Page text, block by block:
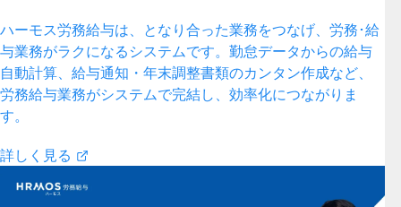
ハーモス労務給与は、となり合った業務をつなげ、労務･給
与業務がラクになるシステムです。勤怠データからの給与
自動計算、給与通知・年末調整書類のカンタン作成など、
労務給与業務がシステムで完結し、効率化につながりま
す。
詳しく見る